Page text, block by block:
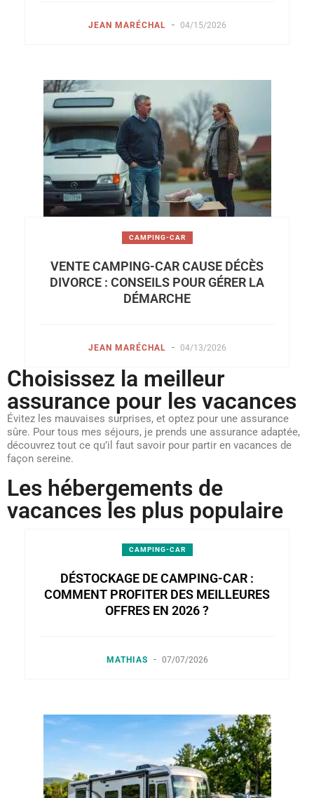
JEAN MARÉCHAL - 04/15/2026
CAMPING-CAR
VENTE CAMPING-CAR CAUSE DÉCÈS
DIVORCE : CONSEILS POUR GÉRER LA
DÉMARCHE
JEAN MARÉCHAL - 04/13/2026
Choisissez la meilleur
assurance pour les vacances
Évitez les mauvaises surprises, et optez pour une assurance
sûre. Pour tous mes séjours, je prends une assurance adaptée,
découvrez tout ce qu’il faut savoir pour partir en vacances de
façon sereine.
Les hébergements de
vacances les plus populaire
CAMPING-CAR
DÉSTOCKAGE DE CAMPING-CAR :
COMMENT PROFITER DES MEILLEURES
OFFRES EN 2026 ?
MATHIAS - 07/07/2026